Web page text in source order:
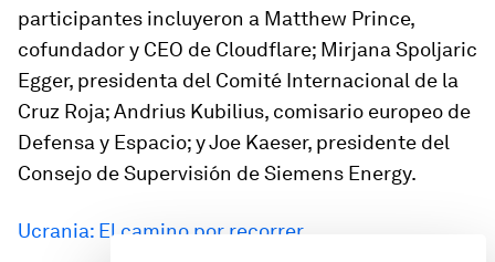
participantes incluyeron a Matthew Prince,
cofundador y CEO de Cloudflare; Mirjana Spoljaric
Egger, presidenta del Comité Internacional de la
Cruz Roja; Andrius Kubilius, comisario europeo de
Defensa y Espacio; y Joe Kaeser, presidente del
Consejo de Supervisión de Siemens Energy.
Ucrania: El camino por recorrer